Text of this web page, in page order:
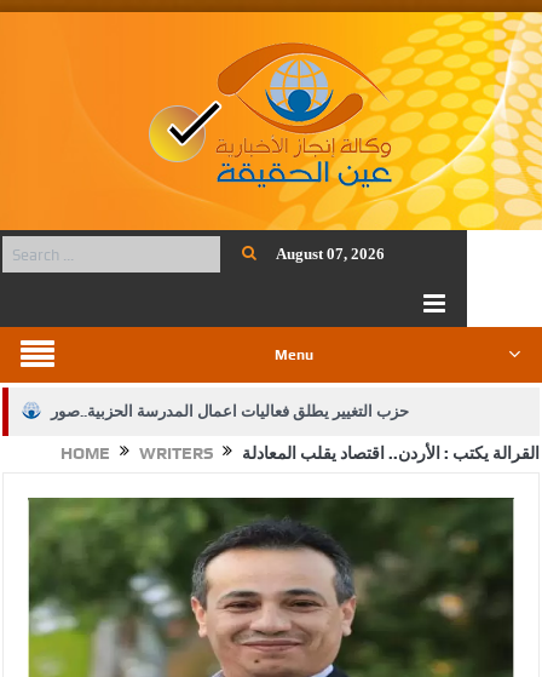
August 07, 2026
Menu
حزب التغيير يطلق فعاليات اعمال المدرسة الحزبية..صور
الجيش يفتح باب التجنيد لحملة البكالوريوس في الحقوق والقانون
بيان اجتماع عمّان:دعم الوصاية الهاشمية التاريخية على المقدسات
الإسلامية والمسيحية
الأمن يتلف 16 مليون حبة كبتاجون و1480 كغم مواد مخدرة
النواب يقر مشروع تعديل قانون الملكية العقارية
HOME WRITERS القرالة يكتب : الأردن.. اقتصاد يقلب المعادلة